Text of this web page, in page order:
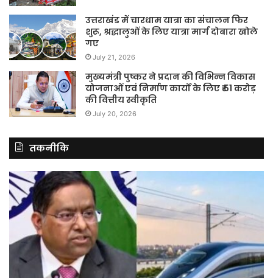
उत्तराखंड में चारधाम यात्रा का संचालन फिर
शुरू, श्रद्धालुओं के लिए यात्रा मार्ग दोबारा खोले
गए
July 21, 2026
मुख्यमंत्री पुष्कर ने प्रदान की विभिन्न विकास
योजनाओं एवं निर्माण कार्यों के लिए ₹ 51 करोड़
की वित्तीय स्वीकृति
July 20, 2026
तकनीकि